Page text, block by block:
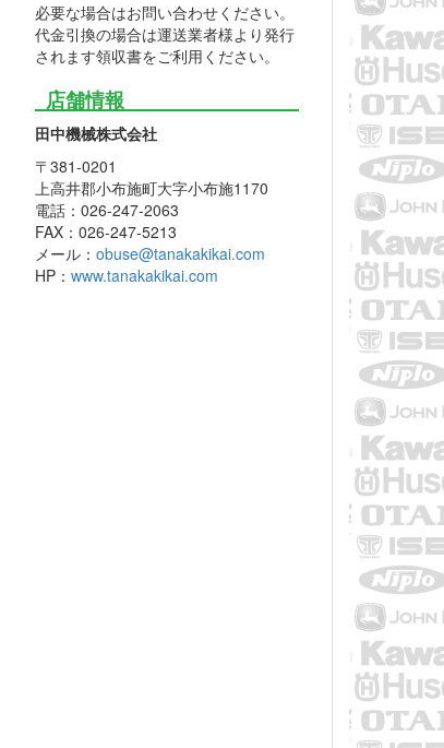
必要な場合はお問い合わせください。
代金引換の場合は運送業者様より発行
されます領収書をご利用ください。
店舗情報
田中機械株式会社
〒381-0201
上高井郡小布施町大字小布施1170
電話：026-247-2063
FAX：026-247-5213
メール：obuse@tanakakikai.com
HP：www.tanakakikai.com